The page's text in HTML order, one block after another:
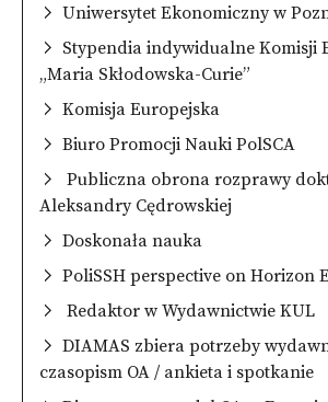
Uniwersytet Ekonomiczny w
Stypendia indywidualne Komisji
„Maria Skłodowska-Curie”
Komisja Europejska
Biuro Promocji Nauki PolSCA
Publiczna obrona rozprawy
Aleksandry Cędrowskiej
Doskonała nauka
PoliSSH perspective on Horizon
Redaktor w Wydawnictwie KUL
DIAMAS zbiera potrzeby
czasopism OA / ankieta i spotkanie